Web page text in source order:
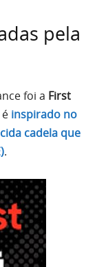
pela
foi a First
inspirado no
cadela que
.